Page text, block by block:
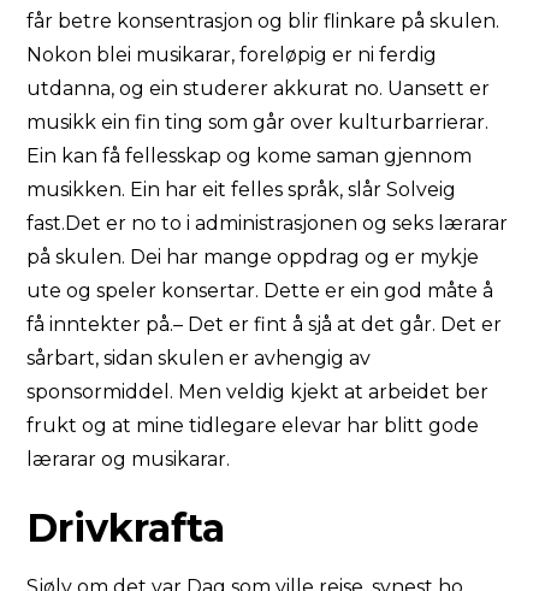
får betre konsentrasjon og blir flinkare på skulen.
Nokon blei musikarar, foreløpig er ni ferdig
utdanna, og ein studerer akkurat no. Uansett er
musikk ein fin ting som går over kulturbarrierar.
Ein kan få fellesskap og kome saman gjennom
musikken. Ein har eit felles språk, slår Solveig
fast.Det er no to i administrasjonen og seks lærarar
på skulen. Dei har mange oppdrag og er mykje
ute og speler konsertar. Dette er ein god måte å
få inntekter på.– Det er fint å sjå at det går. Det er
sårbart, sidan skulen er avhengig av
sponsormiddel. Men veldig kjekt at arbeidet ber
frukt og at mine tidlegare elevar har blitt gode
lærarar og musikarar.
Drivkrafta